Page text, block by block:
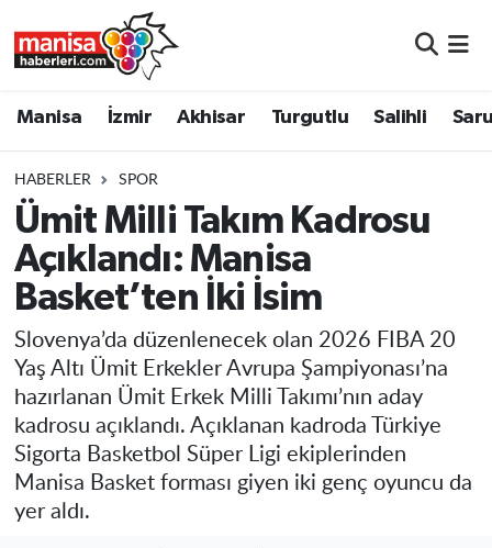
Manisa İzmir Akhisar Turgutlu Salihli
HABERLER SPOR
Ümit Milli Takım Kadrosu
Açıklandı: Manisa
Basket’ten İki İsim
Slovenya’da düzenlenecek olan 2026 FIBA 20
Yaş Altı Ümit Erkekler Avrupa Şampiyonası’na
hazırlanan Ümit Erkek Milli Takımı’nın aday
kadrosu açıklandı. Açıklanan kadroda Türkiye
Sigorta Basketbol Süper Ligi ekiplerinden
Manisa Basket forması giyen iki genç oyuncu da
yer aldı.
Turgutlu
Salihli
Saruhanlı
Soma
Resmi İlanlar
Manisa Nöbetçi Eczaneler
Manisa Trafik Yoğunluk Haritası
Süper Lig Puan Durumu ve Fikstür
Tüm Manşetler
Son Dakika Haberleri
Haber Arşivi